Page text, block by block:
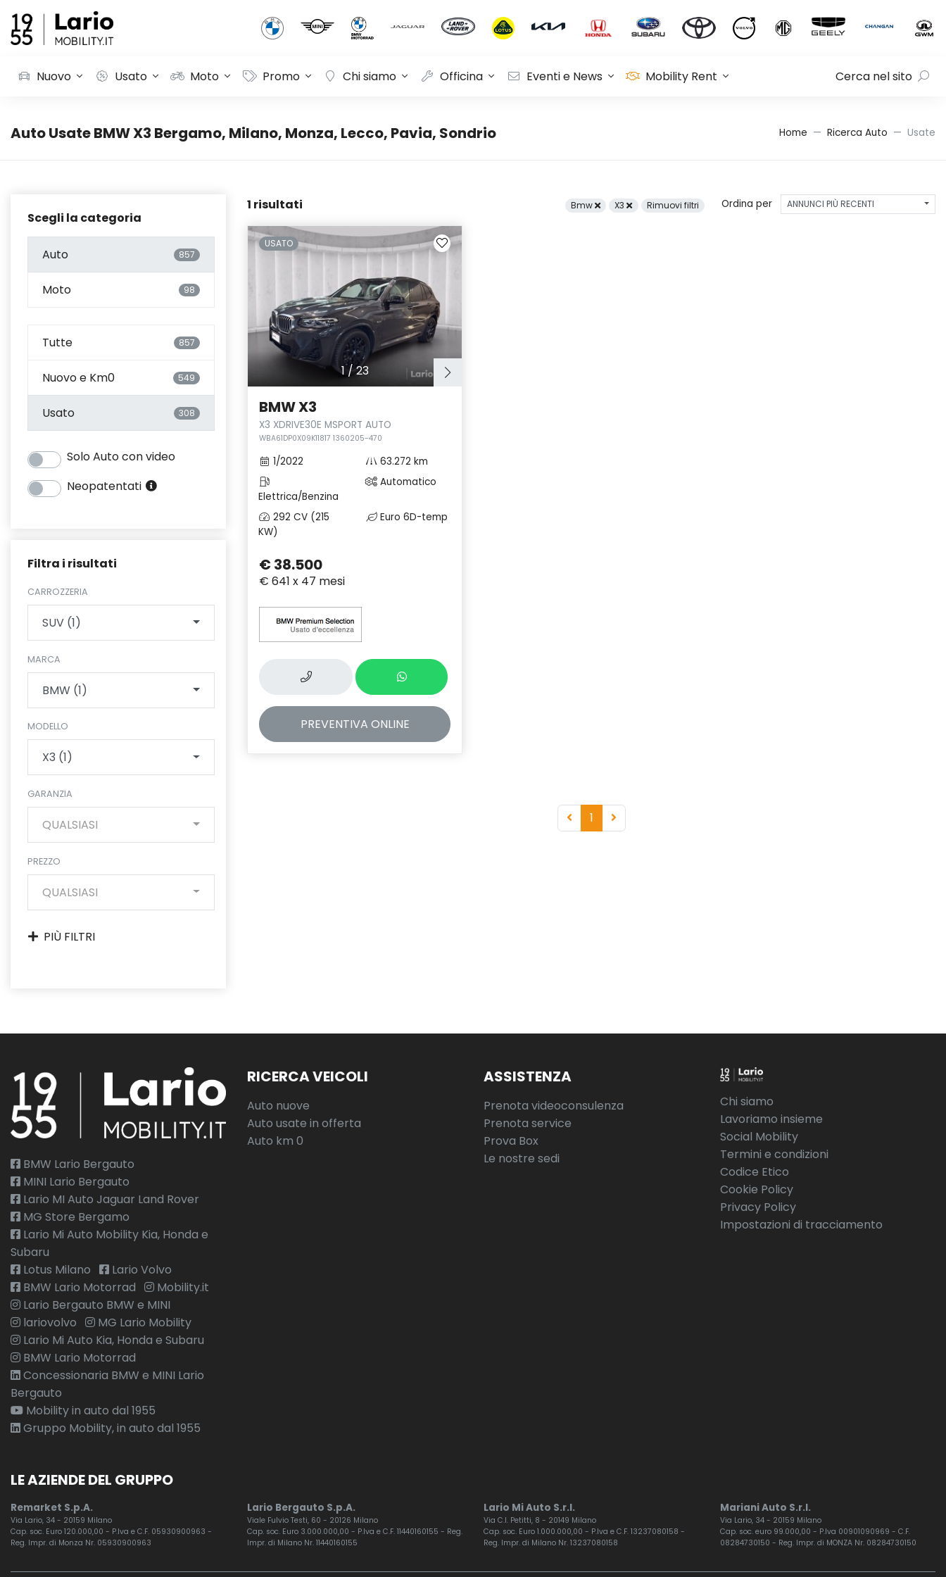
Nuovo Usato Moto Promo Chi siamo Officina Eventi e News Mobility Rent Cerca nel sito
Auto Usate BMW X3 Bergamo, Milano, Monza, Lecco, Pavia, Sondrio Home Ricerca Auto Usate
Scegli la categoria
Auto 857
Moto 98
Tutte 857
Nuovo e Km0 549
Usato 308
Solo Auto con video
Neopatentati
Filtra i risultati
CARROZZERIA
SUV (1)
MARCA
BMW (1)
MODELLO
X3 (1)
GARANZIA
QUALSIASI
PREZZO
QUALSIASI
PIÙ FILTRI
1 risultati Bmw X3 Rimuovi filtri Ordina per ANNUNCI PIÙ RECENTI
1/23
USATO
BMW X3
X3 XDRIVE30E MSPORT AUTO
WBA61DP0X09K11817 1360205-470
1/2022 63.272 km
Elettrica/Benzina
Automatico
292 CV (215
KW)
Euro 6D-temp
€ 38.500
€ 641 x 47 mesi
PREVENTIVA ONLINE
1
BMW Lario Bergauto
MINI Lario Bergauto
Lario MI Auto Jaguar Land Rover
MG Store Bergamo
Lario Mi Auto Mobility Kia, Honda e
Subaru
Lotus Milano
Lario Volvo
BMW Lario Motorrad
Mobility.it
Lario Bergauto BMW e MINI
lariovolvo
MG Lario Mobility
Lario Mi Auto Kia, Honda e Subaru
BMW Lario Motorrad
Concessionaria BMW e MINI Lario
Bergauto
Mobility in auto dal 1955
Gruppo Mobility, in auto dal 1955
RICERCA VEICOLI
Auto nuove
Auto usate in offerta
Auto km 0
ASSISTENZA
Prenota videoconsulenza
Prenota service
Prova Box
Le nostre sedi
Chi siamo
Lavoriamo insieme
Social Mobility
Termini e condizioni
Codice Etico
Cookie Policy
Privacy Policy
Impostazioni di tracciamento
LE AZIENDE DEL GRUPPO
Remarket S.p.A.
Via Lario, 34 - 20159 Milano
Cap. soc. Euro 120.000,00 - P.Iva e C.F. 05930900963 -
Reg. Impr. di Monza Nr. 05930900963
Lario Bergauto S.p.A.
Viale Fulvio Testi, 60 - 20126 Milano
Cap. soc. Euro 3.000.000,00 - P.Iva e C.F. 11440160155 - Reg.
Impr. di Milano Nr. 11440160155
Lario Mi Auto S.r.l.
Via C.I. Petitti, 8 - 20149 Milano
Cap. soc. Euro 1.000.000,00 - P.Iva e C.F. 13237080158 -
Reg. Impr. di Milano Nr. 13237080158
Mariani Auto S.r.l.
Via Lario, 34 - 20159 Milano
Cap. soc. euro 99.000,00 - P.Iva 00901090969 - C.F.
08284730150 - Reg. Impr. di MONZA Nr. 08284730150